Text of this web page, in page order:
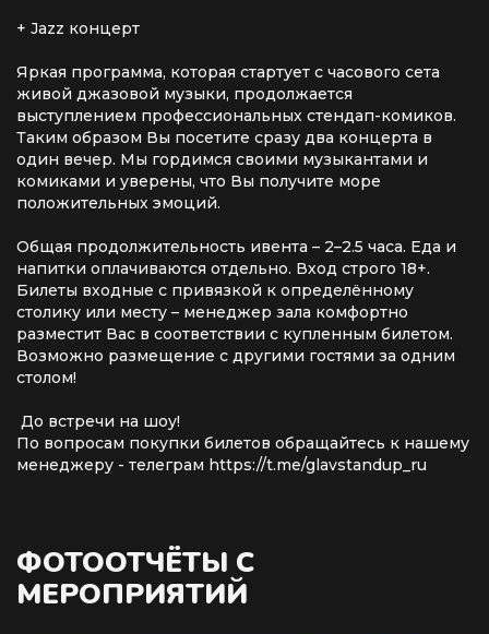
+ Jazz концерт
Яркая программа, которая стартует с часового сета
живой джазовой музыки, продолжается
выступлением профессиональных стендап-комиков.
Таким образом Вы посетите сразу два концерта в
один вечер. Мы гордимся своими музыкантами и
комиками и уверены, что Вы получите море
положительных эмоций.
Общая продолжительность ивента – 2–2.5 часа. Еда и
напитки оплачиваются отдельно. Вход строго 18+.
Билеты входные с привязкой к определённому
столику или месту – менеджер зала комфортно
разместит Вас в соответствии с купленным билетом.
Возможно размещение с другими гостями за одним
столом!
До встречи на шоу!
По вопросам покупки билетов обращайтесь к нашему
менеджеру - телеграм https://t.me/glavstandup_ru
ФОТООТЧЁТЫ С
МЕРОПРИЯТИЙ